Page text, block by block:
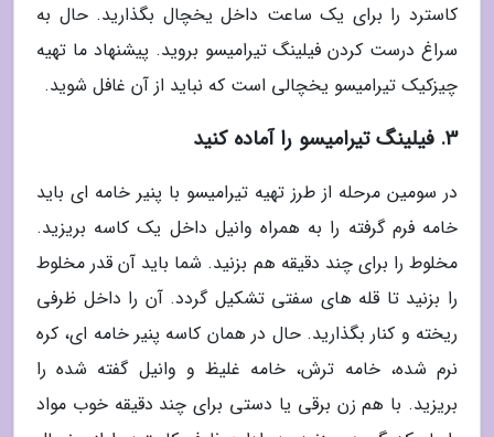
کاسترد را برای یک ساعت داخل یخچال بگذارید. حال به
سراغ درست کردن فیلینگ تیرامیسو بروید. پیشنهاد ما تهیه
چیزکیک تیرامیسو یخچالی است که نباید از آن غافل شوید.
3. فیلینگ تیرامیسو را آماده کنید
در سومین مرحله از طرز تهیه تیرامیسو با پنیر خامه ای باید
خامه فرم گرفته را به همراه وانیل داخل یک کاسه بریزید.
مخلوط را برای چند دقیقه هم بزنید. شما باید آن قدر مخلوط
را بزنید تا قله های سفتی تشکیل گردد. آن را داخل ظرفی
ریخته و کنار بگذارید. حال در همان کاسه پنیر خامه ای، کره
نرم شده، خامه ترش، خامه غلیظ و وانیل گفته شده را
بریزید. با هم زن برقی یا دستی برای چند دقیقه خوب مواد